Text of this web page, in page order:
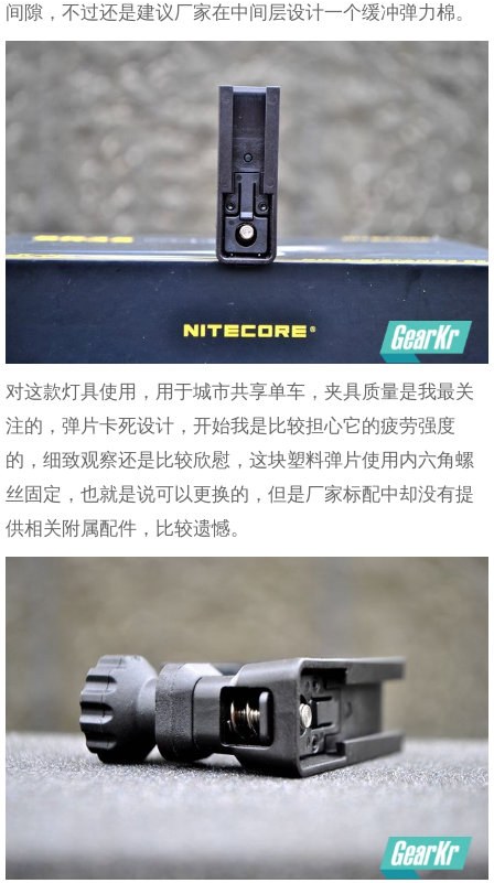
间隙，不过还是建议厂家在中间层设计一个缓冲弹力棉。
对这款灯具使用，用于城市共享单车，夹具质量是我最关
注的，弹片卡死设计，开始我是比较担心它的疲劳强度
的，细致观察还是比较欣慰，这块塑料弹片使用内六角螺
丝固定，也就是说可以更换的，但是厂家标配中却没有提
供相关附属配件，比较遗憾。